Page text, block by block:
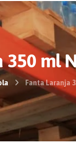
350 ml
Fanta Laranja